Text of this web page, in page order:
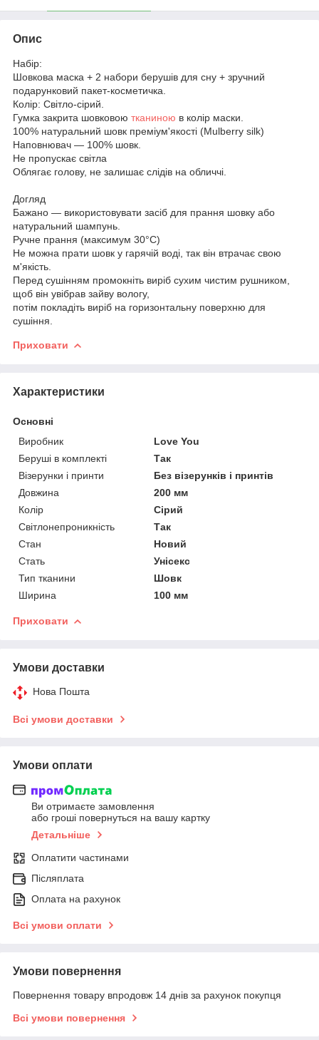
Опис
Набір:
Шовкова маска + 2 набори берушів для сну + зручний
подарунковий пакет-косметичка.
Колір: Світло-сірий.
Гумка закрита шовковою тканиною в колір маски.
100% натуральний шовк преміум'якості (Mulberry silk)
Наповнювач — 100% шовк.
Не пропускає світла
Облягає голову, не залишає слідів на обличчі.
Догляд
Бажано — використовувати засіб для прання шовку або
натуральний шампунь.
Ручне прання (максимум 30°С)
Не можна прати шовк у гарячій воді, так він втрачає свою
м'якість.
Перед сушінням промокніть виріб сухим чистим рушником,
щоб він увібрав зайву вологу,
потім покладіть виріб на горизонтальну поверхню для
сушіння.
Приховати
Характеристики
Основні
Виробник
Love You
Беруші в комплекті
Так
Візерунки і принти
Без візерунків і принтів
Довжина
200 мм
Колір
Сірий
Світлонепроникність
Так
Стан
Новий
Стать
Унісекс
Тип тканини
Шовк
Ширина
100 мм
Приховати
Умови доставки
Нова Пошта
Всі умови доставки
Умови оплати
Ви отримаєте замовлення
або гроші повернуться на вашу картку
Детальніше
Оплатити частинами
Післяплата
Оплата на рахунок
Всі умови оплати
Умови повернення
Повернення товару впродовж 14 днів за рахунок покупця
Всі умови повернення